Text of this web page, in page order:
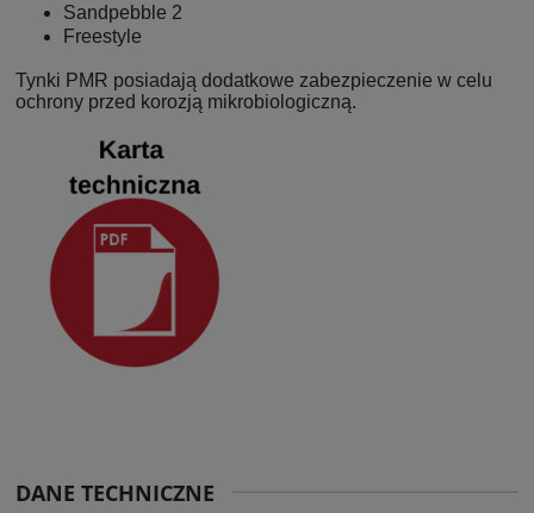
Sandpebble 2
Freestyle
Tynki PMR posiadają dodatkowe zabezpieczenie w celu
ochrony przed korozją mikrobiologiczną.
DANE TECHNICZNE